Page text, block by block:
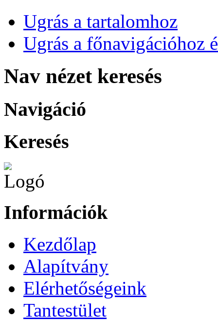
Ugrás a tartalomhoz
Ugrás a főnavigációhoz
Nav nézet keresés
Navigáció
Keresés
Információk
Kezdőlap
Alapítvány
Elérhetőségeink
Tantestület